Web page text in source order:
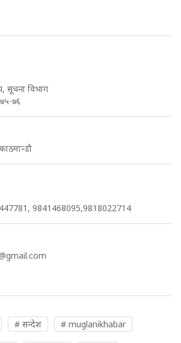
सूचना विभाग
७६
9841468095,9818022714
# सन्देश # muglanikhabar